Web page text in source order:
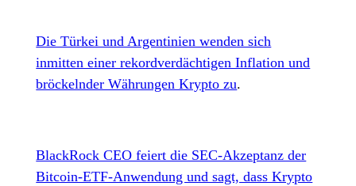
Die Türkei und Argentinien wenden sich
inmitten einer rekordverdächtigen Inflation und
bröckelnder Währungen Krypto zu.
BlackRock CEO feiert die SEC-Akzeptanz der
Bitcoin-ETF-Anwendung und sagt, dass Krypto